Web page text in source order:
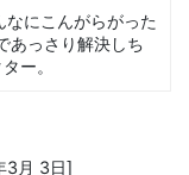
なにこんがらがった
あっさり解決しち
ー。
3月 3日]